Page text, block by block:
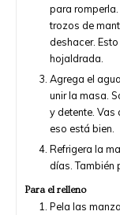
para
trozos de
deshacer.
hojaldrada.
Agrega el
unir la masa.
y detente.
eso está bien.
Refrigera la
días. También
Para el relleno
Pela las